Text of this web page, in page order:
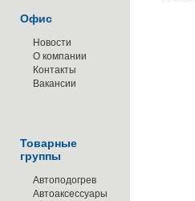
Офис
Новости
О компании
Контакты
Вакансии
Товарные
группы
Автоподогрев
Автоаксессуары